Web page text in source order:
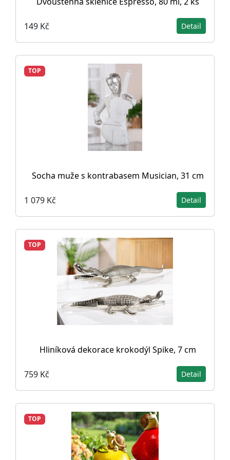
149 Kč Detail
TOP
Socha muže s kontrabasem Musician, 31 cm
1 079 Kč Detail
TOP
Hliníková dekorace krokodýl Spike, 7 cm
759 Kč Detail
TOP